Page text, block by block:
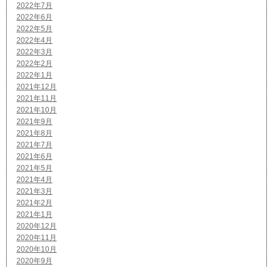
2022年7月
2022年6月
2022年5月
2022年4月
2022年3月
2022年2月
2022年1月
2021年12月
2021年11月
2021年10月
2021年9月
2021年8月
2021年7月
2021年6月
2021年5月
2021年4月
2021年3月
2021年2月
2021年1月
2020年12月
2020年11月
2020年10月
2020年9月